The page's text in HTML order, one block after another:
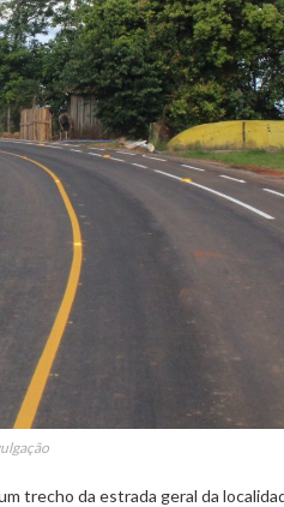
trecho da estrada geral da